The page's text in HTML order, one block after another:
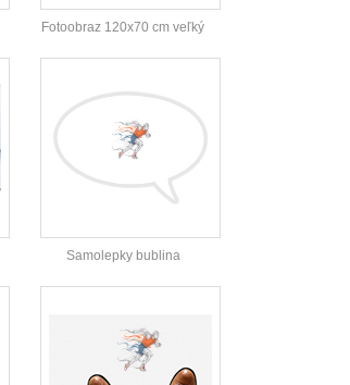
Fotoobraz 120x70 cm veľký
Samolepky bublina